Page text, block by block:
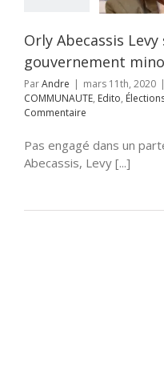
Orly Abecassis Levy
gouvernement
ParAndre | mars 11th, 2020 |
COMMUNAUTE, Edito,
Commentaire
Pas engagé dans un
Abecassis, Levy [...]